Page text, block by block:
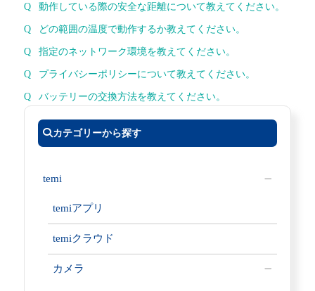
動作している際の安全な距離について教えてください。
どの範囲の温度で動作するか教えてください。
指定のネットワーク環境を教えてください。
プライバシーポリシーについて教えてください。
バッテリーの交換方法を教えてください。
カテゴリーから探す
temi
temiアプリ
temiクラウド
カメラ